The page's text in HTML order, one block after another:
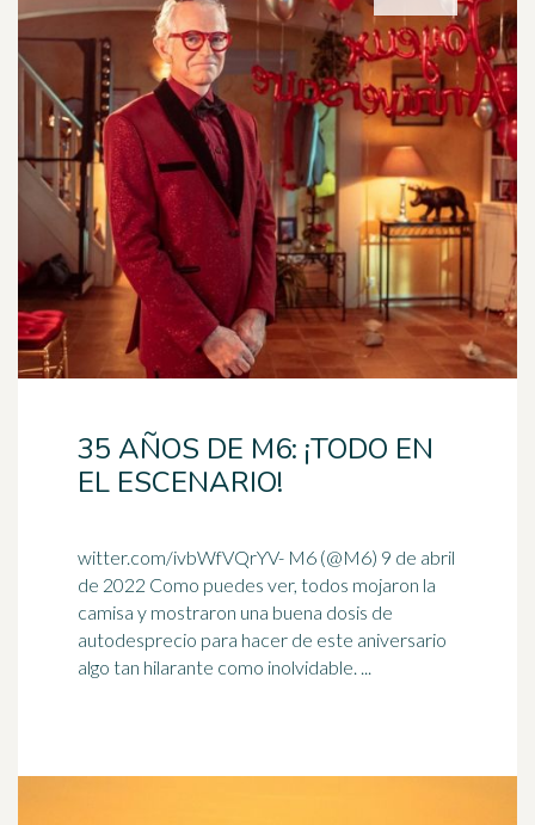
35 AÑOS DE M6: ¡TODO EN
EL ESCENARIO!
witter.com/ivbWfVQrYV- M6 (@M6) 9 de abril
de 2022 Como puedes ver, todos mojaron la
camisa y mostraron una buena dosis de
autodesprecio para hacer de este aniversario
algo tan hilarante como inolvidable . ...